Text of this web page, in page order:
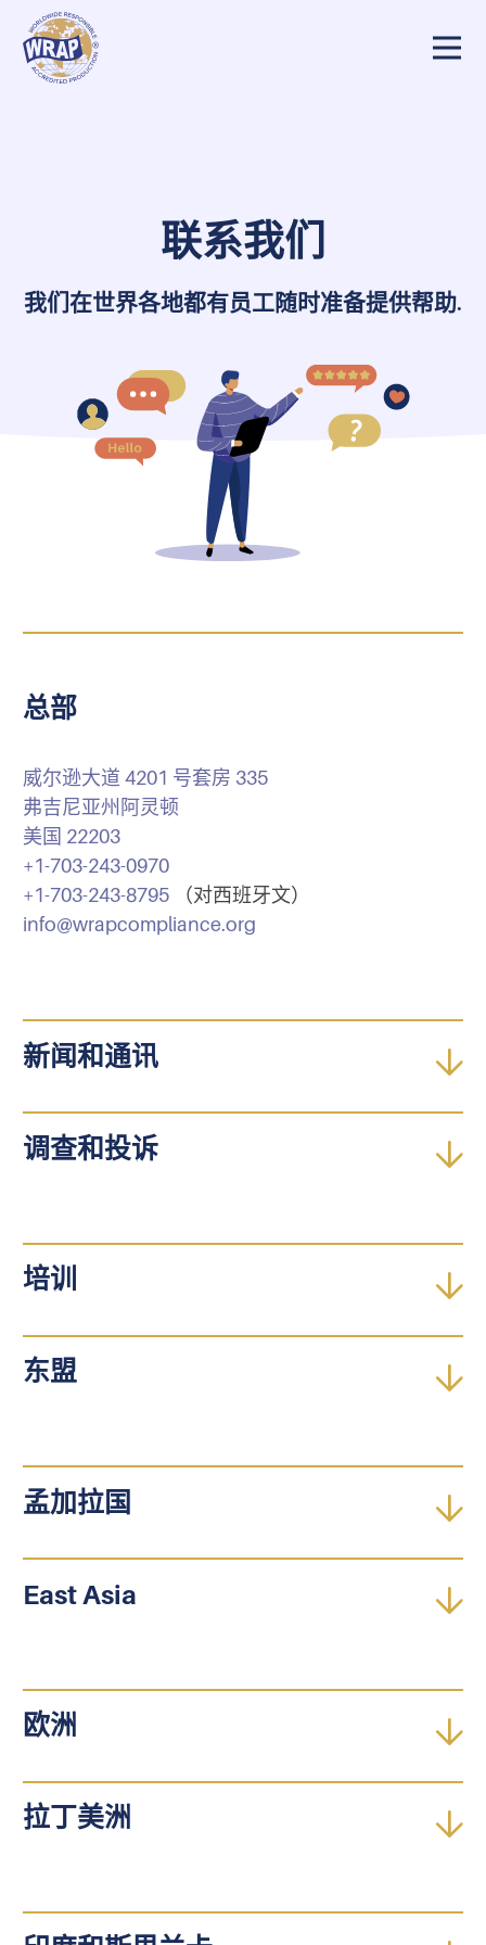
联系我们
我们在世界各地都有员工随时准备提供帮助.
总部
威尔逊大道 4201 号套房 335
弗吉尼亚州阿灵顿
美国 22203
+1-703-243-0970
+1-703-243-8795 （对西班牙文）
info@wrapcompliance.org
新闻和通讯
调查和投诉
培训
东盟
孟加拉国
East Asia
欧洲
拉丁美洲